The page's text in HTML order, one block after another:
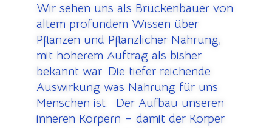
Wir sehen uns als Brückenbauer von
altem profundem Wissen über
Pflanzen und Pflanzlicher Nahrung,
mit höherem Auftrag als bisher
bekannt war. Die tiefer reichende
Auswirkung was Nahrung für uns
Menschen ist. Der Aufbau unseren
inneren Körpern – damit der Körper